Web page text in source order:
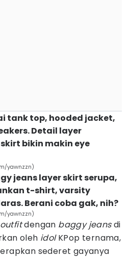
tank top, hooded jacket,
Detail layer
bikin makin eye
yawnzzn)
jeans layer skirt serupa,
t-shirt, varsity
Berani coba gak, nih?
yawnzzn)
outfitdengan baggy jeansdi
oleh idolKPop ternama,
sederet gayanya